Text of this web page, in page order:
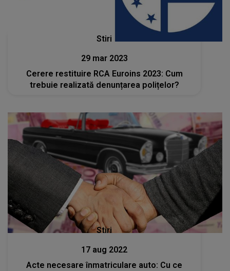
Stiri
29 mar 2023
Cerere restituire RCA Euroins 2023: Cum
trebuie realizată denunțarea polițelor?
Stiri
17 aug 2022
Acte necesare înmatriculare auto: Cu ce